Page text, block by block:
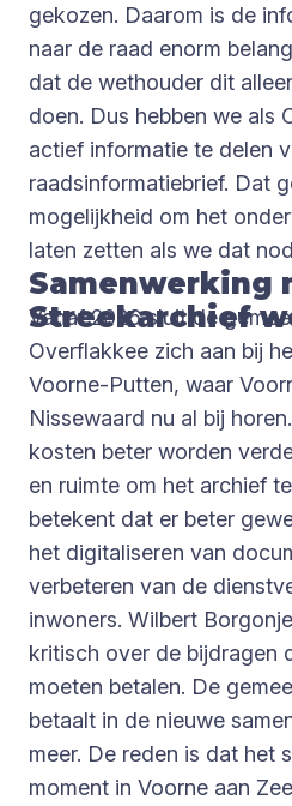
gekozen. Daarom is de
naar de raad enorm
dat de wethouder dit
doen. Dus hebben we als
actief informatie te delen
raadsinformatiebrief. Dat
mogelijkheid om het
laten zetten als we dat
Samenwerking
Streekarchief
Vanaf 2026 sluit de
Overflakkee zich aan bij
Voorne-Putten, waar
Nissewaard nu al bij
kosten beter worden
en ruimte om het archief
betekent dat er beter
het digitaliseren van
verbeteren van de
inwoners. Wilbert
kritisch over de bijdragen
moeten betalen. De
betaalt in de nieuwe
meer. De reden is dat het
moment in Voorne aan